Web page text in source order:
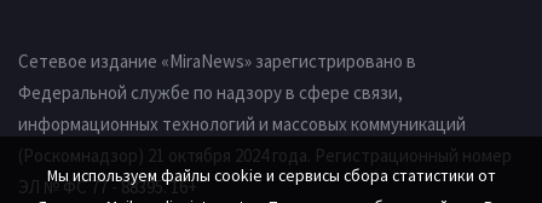
Сетевое издание «MiraNews» зарегистрировано в
Федеральной службе по надзору в сфере связи,
информационных технологий и массовых коммуникаций
(Роскомнадзор) 21 октября 2024 года. Регистрационный номер
ЭЛ № ФС 77 - 88395. 16+
Мы используем файлы cookie и сервисы сбора статистики от